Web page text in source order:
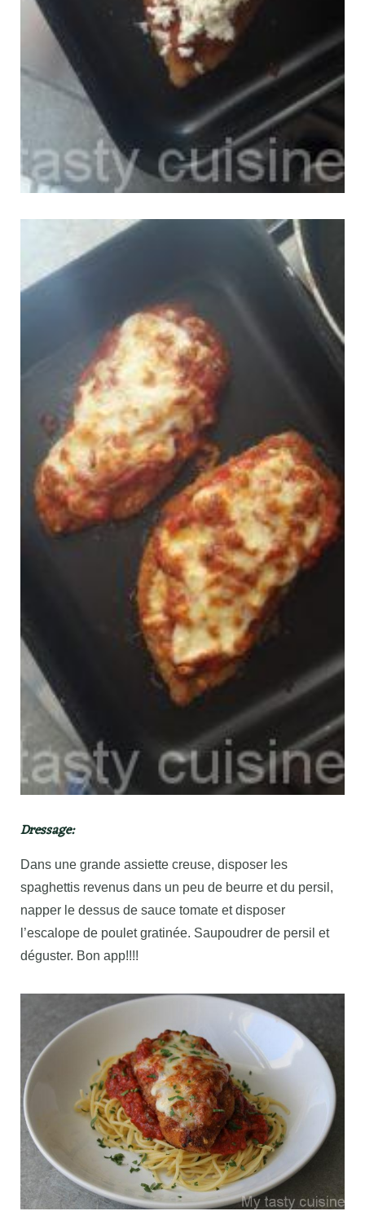
Dressage:
Dans une grande assiette creuse, disposer les
spaghettis revenus dans un peu de beurre et du persil,
napper le dessus de sauce tomate et disposer
l’escalope de poulet gratinée. Saupoudrer de persil et
déguster. Bon app!!!!